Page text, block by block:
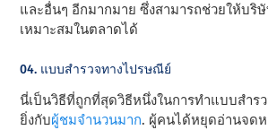
และอื่นๆ อีกมากมาย ซึ่งสามารถช่วยให้บ
เหมาะสมในตลาดได้
04. แบบสํารวจทางไปรษณีย์
นี่เป็นวิธีที่ถูกที่สุดวิธีหนึ่งในการทําแบบสําร
ยิ่งกับผู้ชมจํานวนมาก. ผู้คนได้หยุดอ่านจด